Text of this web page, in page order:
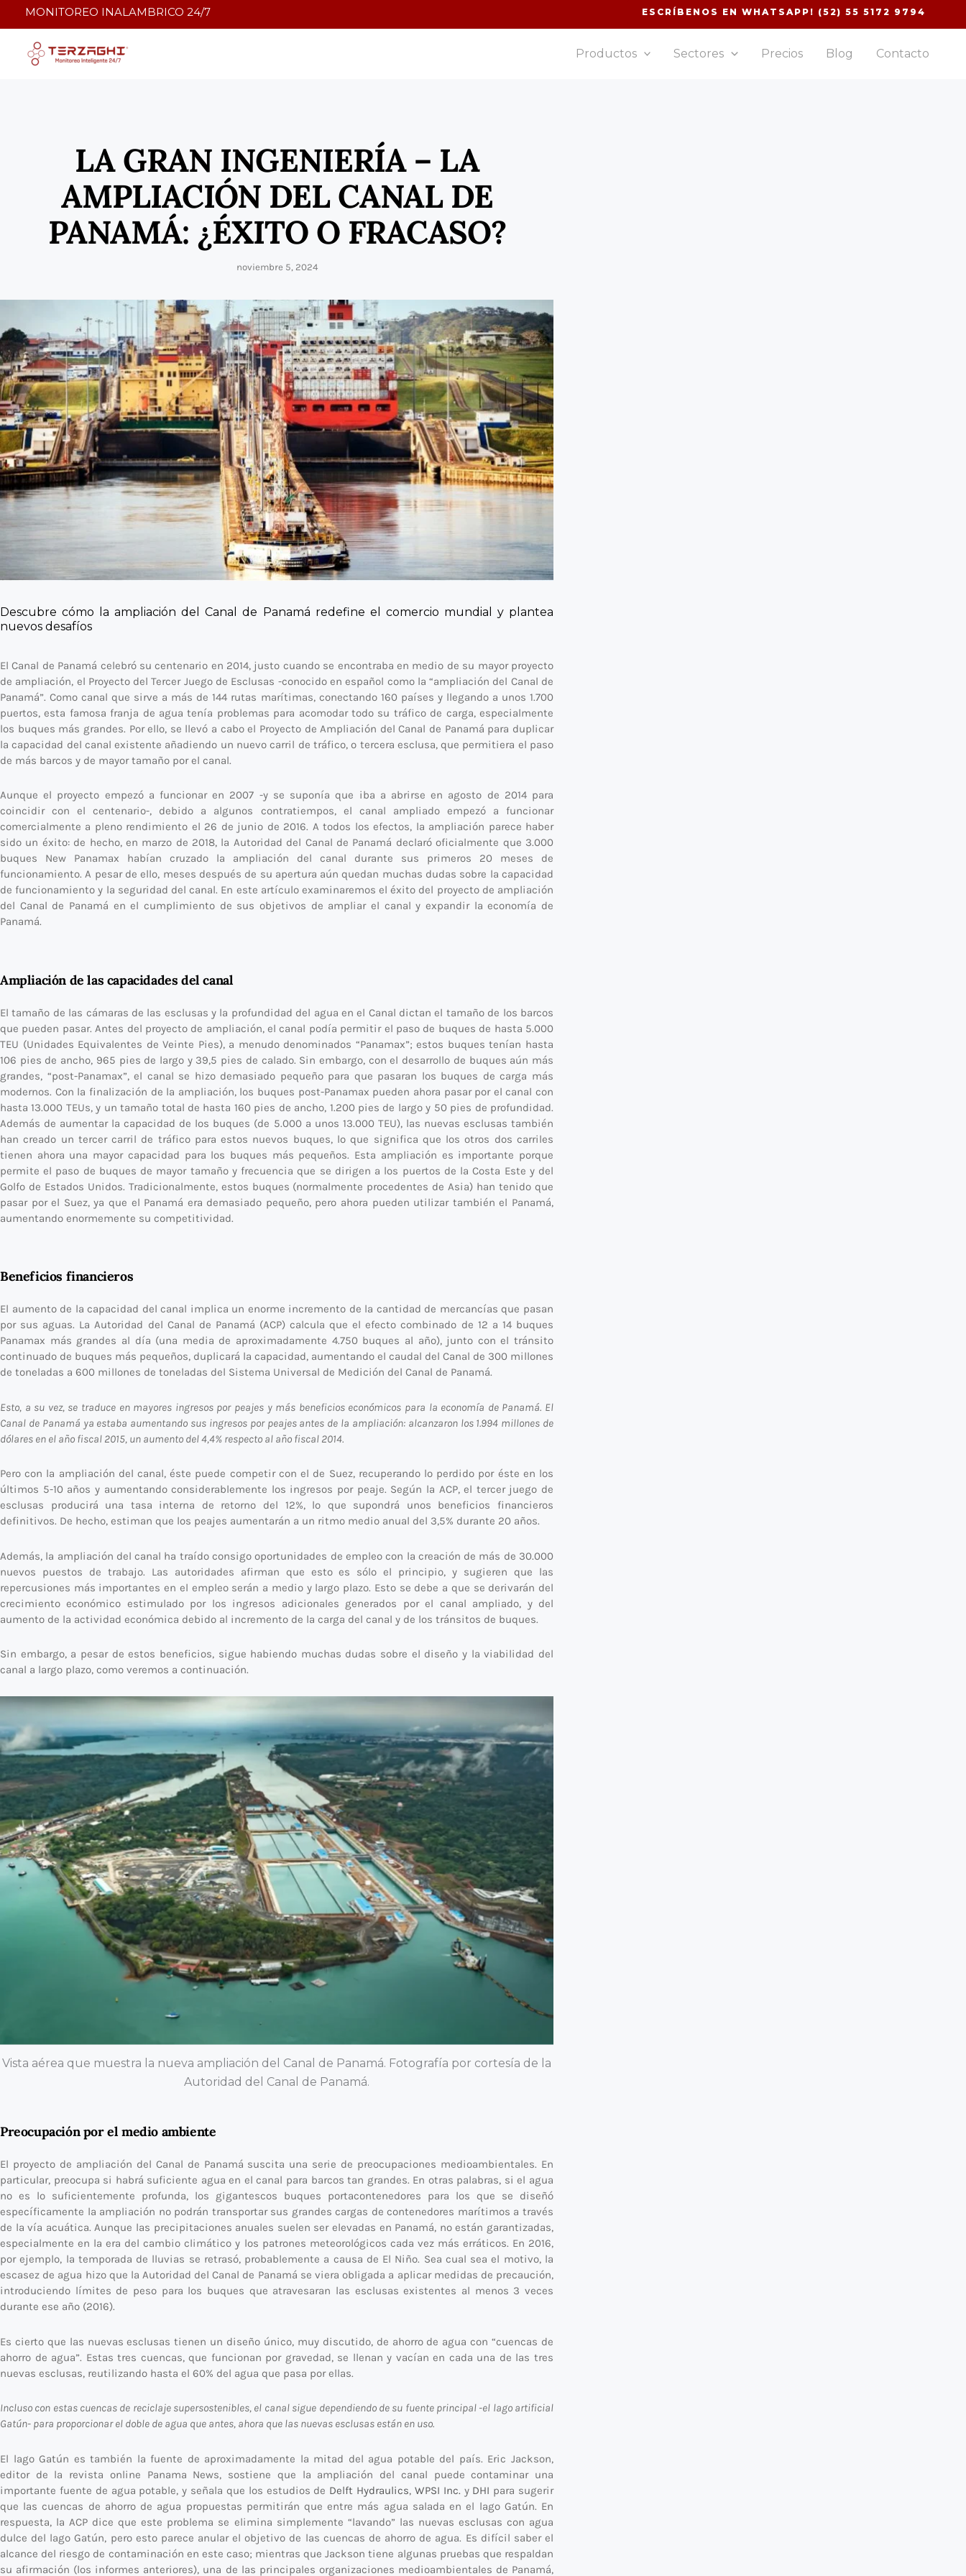
al
contenido
MONITOREO INALAMBRICO 24/7 ESCRÍBENOS EN WHATSAPP! (52) 55 5172 9794
Productos Sectores Precios Blog Contacto
LA GRAN INGENIERÍA – LA
AMPLIACIÓN DEL CANAL DE
PANAMÁ: ¿ÉXITO O FRACASO?
noviembre 5, 2024
Descubre cómo la ampliación del Canal de Panamá redefine el comercio mundial y plantea
nuevos desafíos
El Canal de Panamá celebró su centenario en 2014, justo cuando se encontraba en medio de su mayor proyecto
de ampliación, el Proyecto del Tercer Juego de Esclusas -conocido en español como la “ampliación del Canal de
Panamá”. Como canal que sirve a más de 144 rutas marítimas, conectando 160 países y llegando a unos 1.700
puertos, esta famosa franja de agua tenía problemas para acomodar todo su tráfico de carga, especialmente
los buques más grandes. Por ello, se llevó a cabo el Proyecto de Ampliación del Canal de Panamá para duplicar
la capacidad del canal existente añadiendo un nuevo carril de tráfico, o tercera esclusa, que permitiera el paso
de más barcos y de mayor tamaño por el canal.
Aunque el proyecto empezó a funcionar en 2007 -y se suponía que iba a abrirse en agosto de 2014 para
coincidir con el centenario-, debido a algunos contratiempos, el canal ampliado empezó a funcionar
comercialmente a pleno rendimiento el 26 de junio de 2016. A todos los efectos, la ampliación parece haber
sido un éxito: de hecho, en marzo de 2018, la Autoridad del Canal de Panamá declaró oficialmente que 3.000
buques New Panamax habían cruzado la ampliación del canal durante sus primeros 20 meses de
funcionamiento. A pesar de ello, meses después de su apertura aún quedan muchas dudas sobre la capacidad
de funcionamiento y la seguridad del canal. En este artículo examinaremos el éxito del proyecto de ampliación
del Canal de Panamá en el cumplimiento de sus objetivos de ampliar el canal y expandir la economía de
Panamá.
Ampliación de las capacidades del canal
El tamaño de las cámaras de las esclusas y la profundidad del agua en el Canal dictan el tamaño de los barcos
que pueden pasar. Antes del proyecto de ampliación, el canal podía permitir el paso de buques de hasta 5.000
TEU (Unidades Equivalentes de Veinte Pies), a menudo denominados “Panamax”; estos buques tenían hasta
106 pies de ancho, 965 pies de largo y 39,5 pies de calado. Sin embargo, con el desarrollo de buques aún más
grandes, “post-Panamax”, el canal se hizo demasiado pequeño para que pasaran los buques de carga más
modernos. Con la finalización de la ampliación, los buques post-Panamax pueden ahora pasar por el canal con
hasta 13.000 TEUs, y un tamaño total de hasta 160 pies de ancho, 1.200 pies de largo y 50 pies de profundidad.
Además de aumentar la capacidad de los buques (de 5.000 a unos 13.000 TEU), las nuevas esclusas también
han creado un tercer carril de tráfico para estos nuevos buques, lo que significa que los otros dos carriles
tienen ahora una mayor capacidad para los buques más pequeños. Esta ampliación es importante porque
permite el paso de buques de mayor tamaño y frecuencia que se dirigen a los puertos de la Costa Este y del
Golfo de Estados Unidos. Tradicionalmente, estos buques (normalmente procedentes de Asia) han tenido que
pasar por el Suez, ya que el Panamá era demasiado pequeño, pero ahora pueden utilizar también el Panamá,
aumentando enormemente su competitividad.
Beneficios financieros
El aumento de la capacidad del canal implica un enorme incremento de la cantidad de mercancías que pasan
por sus aguas. La Autoridad del Canal de Panamá (ACP) calcula que el efecto combinado de 12 a 14 buques
Panamax más grandes al día (una media de aproximadamente 4.750 buques al año), junto con el tránsito
continuado de buques más pequeños, duplicará la capacidad, aumentando el caudal del Canal de 300 millones
de toneladas a 600 millones de toneladas del Sistema Universal de Medición del Canal de Panamá.
Esto, a su vez, se traduce en mayores ingresos por peajes y más beneficios económicos para la economía de Panamá. El
Canal de Panamá ya estaba aumentando sus ingresos por peajes antes de la ampliación: alcanzaron los 1.994 millones de
dólares en el año fiscal 2015, un aumento del 4,4% respecto al año fiscal 2014.
Pero con la ampliación del canal, éste puede competir con el de Suez, recuperando lo perdido por éste en los
últimos 5-10 años y aumentando considerablemente los ingresos por peaje. Según la ACP, el tercer juego de
esclusas producirá una tasa interna de retorno del 12%, lo que supondrá unos beneficios financieros
definitivos. De hecho, estiman que los peajes aumentarán a un ritmo medio anual del 3,5% durante 20 años.
Además, la ampliación del canal ha traído consigo oportunidades de empleo con la creación de más de 30.000
nuevos puestos de trabajo. Las autoridades afirman que esto es sólo el principio, y sugieren que las
repercusiones más importantes en el empleo serán a medio y largo plazo. Esto se debe a que se derivarán del
crecimiento económico estimulado por los ingresos adicionales generados por el canal ampliado, y del
aumento de la actividad económica debido al incremento de la carga del canal y de los tránsitos de buques.
Sin embargo, a pesar de estos beneficios, sigue habiendo muchas dudas sobre el diseño y la viabilidad del
canal a largo plazo, como veremos a continuación.
Vista aérea que muestra la nueva ampliación del Canal de Panamá. Fotografía por cortesía de la
Autoridad del Canal de Panamá.
Preocupación por el medio ambiente
El proyecto de ampliación del Canal de Panamá suscita una serie de preocupaciones medioambientales. En
particular, preocupa si habrá suficiente agua en el canal para barcos tan grandes. En otras palabras, si el agua
no es lo suficientemente profunda, los gigantescos buques portacontenedores para los que se diseñó
específicamente la ampliación no podrán transportar sus grandes cargas de contenedores marítimos a través
de la vía acuática. Aunque las precipitaciones anuales suelen ser elevadas en Panamá, no están garantizadas,
especialmente en la era del cambio climático y los patrones meteorológicos cada vez más erráticos. En 2016,
por ejemplo, la temporada de lluvias se retrasó, probablemente a causa de El Niño. Sea cual sea el motivo, la
escasez de agua hizo que la Autoridad del Canal de Panamá se viera obligada a aplicar medidas de precaución,
introduciendo límites de peso para los buques que atravesaran las esclusas existentes al menos 3 veces
durante ese año (2016).
Es cierto que las nuevas esclusas tienen un diseño único, muy discutido, de ahorro de agua con “cuencas de
ahorro de agua”. Estas tres cuencas, que funcionan por gravedad, se llenan y vacían en cada una de las tres
nuevas esclusas, reutilizando hasta el 60% del agua que pasa por ellas.
Incluso con estas cuencas de reciclaje supersostenibles, el canal sigue dependiendo de su fuente principal -el lago artificial
Gatún- para proporcionar el doble de agua que antes, ahora que las nuevas esclusas están en uso.
El lago Gatún es también la fuente de aproximadamente la mitad del agua potable del país. Eric Jackson,
editor de la revista online Panama News, sostiene que la ampliación del canal puede contaminar una
importante fuente de agua potable, y señala que los estudios de Delft Hydraulics, WPSI Inc.y DHI para sugerir
que las cuencas de ahorro de agua propuestas permitirán que entre más agua salada en el lago Gatún. En
respuesta, la ACP dice que este problema se elimina simplemente “lavando” las nuevas esclusas con agua
dulce del lago Gatún, pero esto parece anular el objetivo de las cuencas de ahorro de agua. Es difícil saber el
alcance del riesgo de contaminación en este caso; mientras que Jackson tiene algunas pruebas que respaldan
su afirmación (los informes anteriores), una de las principales organizaciones medioambientales de Panamá,